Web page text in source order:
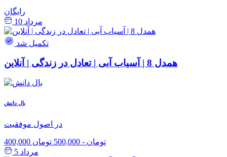
رایگان
مرداد 10
تکمیل شد
همدل 8 | آسیاب آبی | تعادل در زندگی | آنلاین
بال دانش
در اصول موفقیت
400,000 تومان - 500,000 تومان
مرداد 5